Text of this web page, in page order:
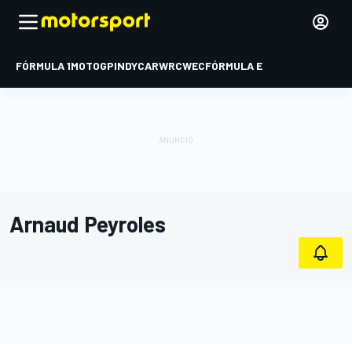
FÓRMULA 1MOTOGPINDYCARWRCWECFÓRMULA E
Arnaud Peyroles